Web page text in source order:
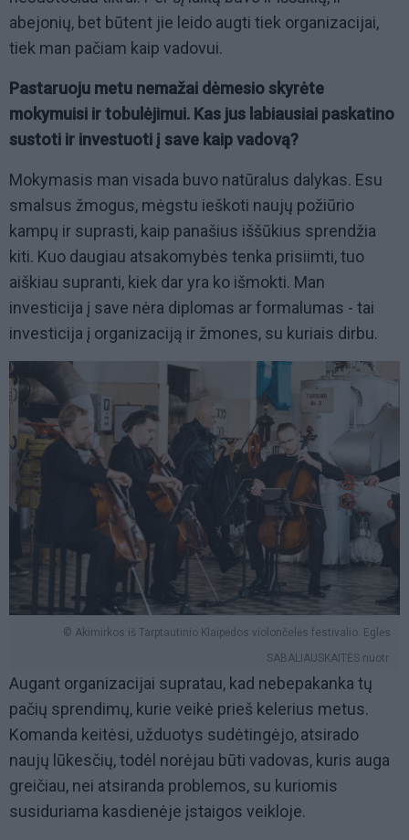
abejonių, bet būtent jie leido augti tiek organizacijai,
tiek man pačiam kaip vadovui.
Pastaruoju metu nemažai dėmesio skyrėte
mokymuisi ir tobulėjimui. Kas jus labiausiai paskatino
sustoti ir investuoti į save kaip vadovą?
Mokymasis man visada buvo natūralus dalykas. Esu
smalsus žmogus, mėgstu ieškoti naujų požiūrio
kampų ir suprasti, kaip panašius iššūkius sprendžia
kiti. Kuo daugiau atsakomybės tenka prisiimti, tuo
aiškiau supranti, kiek dar yra ko išmokti. Man
investicija į save nėra diplomas ar formalumas - tai
investicija į organizaciją ir žmones, su kuriais dirbu.
© Akimirkos iš Tarptautinio Klaipėdos violončelės festivalio. Eglės
SABALIAUSKAITĖS nuotr.
Augant organizacijai supratau, kad nebepakanka tų
pačių sprendimų, kurie veikė prieš kelerius metus.
Komanda keitėsi, užduotys sudėtingėjo, atsirado
naujų lūkesčių, todėl norėjau būti vadovas, kuris auga
greičiau, nei atsiranda problemos, su kuriomis
susiduriama kasdienėje įstaigos veikloje.